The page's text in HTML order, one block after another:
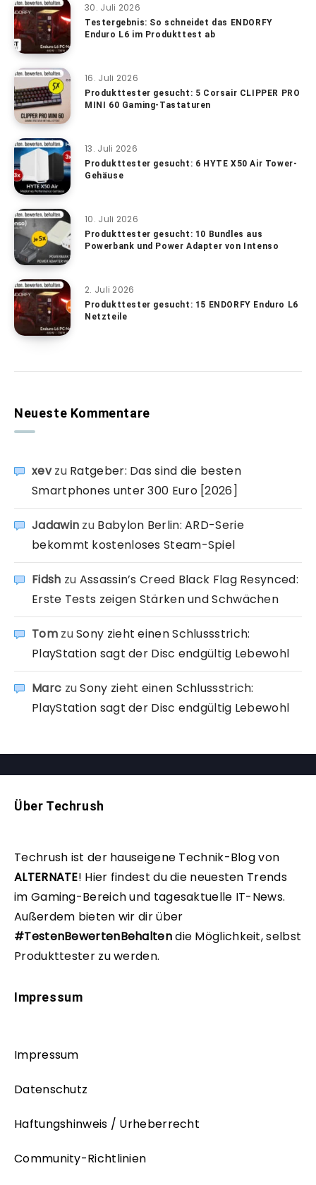
30. Juli 2026
Testergebnis: So schneidet das ENDORFY
Enduro L6 im Produkttest ab
16. Juli 2026
Produkttester gesucht: 5 Corsair CLIPPER PRO
MINI 60 Gaming-Tastaturen
13. Juli 2026
Produkttester gesucht: 6 HYTE X50 Air Tower-
Gehäuse
10. Juli 2026
Produkttester gesucht: 10 Bundles aus
Powerbank und Power Adapter von Intenso
2. Juli 2026
Produkttester gesucht: 15 ENDORFY Enduro L6
Netzteile
Neueste Kommentare
xevzu Ratgeber: Das sind die besten
Smartphones unter 300 Euro [2026]
Jadawin zu Babylon Berlin: ARD-Serie
bekommt kostenloses Steam-Spiel
Fidsh zu Assassin’s Creed Black Flag Resynced:
Erste Tests zeigen Stärken und Schwächen
TomzuSony zieht einen Schlussstrich:
PlayStation sagt der Disc endgültig Lebewohl
Marc zuSony zieht einen Schlussstrich:
PlayStation sagt der Disc endgültig Lebewohl
Über Techrush
Techrush ist der hauseigene Technik-Blog von
ALTERNATE! Hier findest du die neuesten Trends
im Gaming-Bereich und tagesaktuelle IT-News.
Außerdem bieten wir dir über
#TestenBewertenBehaltendie Möglichkeit, selbst
Produkttester zu werden.
Impressum
Impressum
Datenschutz
Haftungshinweis / Urheberrecht
Community-Richtlinien